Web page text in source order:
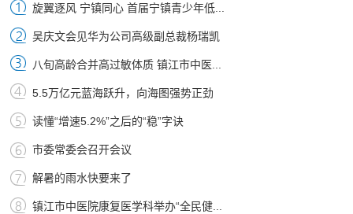
旋翼逐风 宁镇同心 首届宁镇青少年低...
吴庆文会见华为公司高级副总裁杨瑞凯
八旬高龄合并高过敏体质 镇江市中医...
5.5万亿元蓝海跃升，向海图强势正劲
读懂“增速5.2%”之后的“稳”字诀
市委常委会召开会议
解暑的雨水快要来了
镇江市中医院康复医学科举办“全民健...